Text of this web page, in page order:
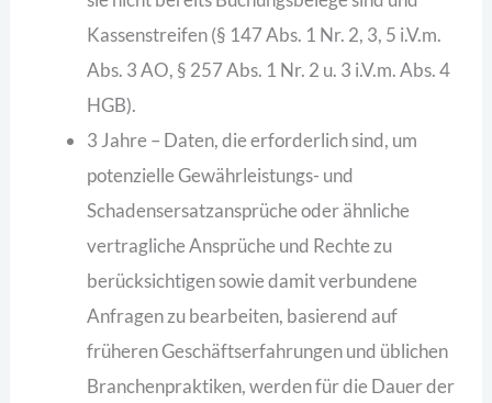
Kassenstreifen (§ 147 Abs. 1 Nr. 2, 3, 5 i.V.m.
Abs. 3 AO, § 257 Abs. 1 Nr. 2 u. 3 i.V.m. Abs. 4
HGB).
3 Jahre – Daten, die erforderlich sind, um
potenzielle Gewährleistungs- und
Schadensersatzansprüche oder ähnliche
vertragliche Ansprüche und Rechte zu
berücksichtigen sowie damit verbundene
Anfragen zu bearbeiten, basierend auf
früheren Geschäftserfahrungen und üblichen
Branchenpraktiken, werden für die Dauer der